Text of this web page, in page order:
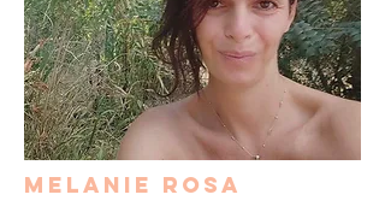
melanie rosa